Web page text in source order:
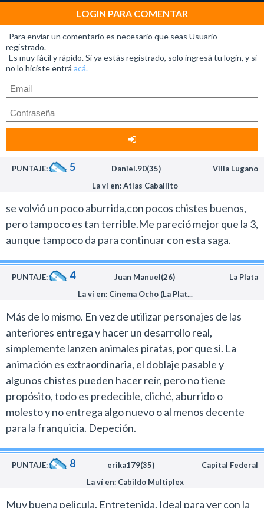
muy común en los medios de prensa, es “bueno, es sólo
un dibujito animado para chicos” que es una manera de
denigrar el arte de la animación.
Estrenos como este te inspiran a pedir a gritos el
regreso de Don Bluth (Todos los perros van al cielo)
que debería estar trabajando en el cine en lugar de
producir videos juegos.
Desde el fracaso de Titán A. E en el 2000 lo
desterraron de la industria.
como Bluth para hacer películas decentes y creativas
sin tener que depender del estreno anual de Pixar o
Dreamworks (cuando les pinta la inspiración y hacen
cosas grosas como Kung Fu Panda y Cómo entrenar a
tu dragón).
descontrolado en el cine de animación norteamericano
y como al público no le molesta ver siempre lo mismo
vamos a tener en el futuro más películas de este estilo.
La era de hielo 4 es un desperdicio descomunal de
recursos técnicos al servicio de una historia que no da
para más y personajes que están muy desgastados.
Visualmente el film es espectacular en lo que se refiere
a la elaboración de los escenarios que son increíbles y el
diseño de los personajes.
El pelaje de los animales, por ejemplo, es
absolutamente realista y hay escenas de este film en
Desde los aspectos visuales es interesante y tiene
Sin embargo, estas cualidades al no estar sostenidas
LOGIN PARA COMENTAR
-Para enviar un comentario es necesario que seas Usuario
registrado.
-Es muy fácil y rápido. Si ya estás registrado, solo ingresá tu login, y si
no lo hiciste entrá acá.
PUNTAJE: 5 Daniel.90(35)
Villa Lugano
La ví en: Atlas Caballito
se volvió un poco aburrida,con pocos chistes buenos,
pero tampoco es tan terrible.Me pareció mejor que la 3,
aunque tampoco da para continuar con esta saga.
PUNTAJE: 4 Juan Manuel(26)
La Plata
La ví en: Cinema Ocho (La Plat...
Más de lo mismo. En vez de utilizar personajes de las
anteriores entrega y hacer un desarrollo real,
simplemente lanzen animales piratas, por que si. La
animación es extraordinaria, el doblaje pasable y
algunos chistes pueden hacer reír, pero no tiene
propósito, todo es predecible, cliché, aburrido o
molesto y no entrega algo nuevo o al menos decente
para la franquicia. Depeción.
PUNTAJE: 8 erika179(35)
Capital Federal
La ví en: Cabildo Multiplex
Muy buena pelicula. Entretenida. Ideal para ver con la